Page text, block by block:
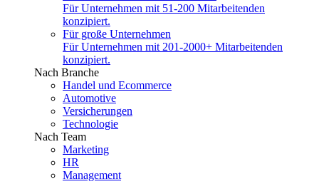
Für Unternehmen mit 51-200 Mitarbeitenden
konzipiert.
Für große Unternehmen
Für Unternehmen mit 201-2000+ Mitarbeitenden
konzipiert.
Nach Branche
Handel und Ecommerce
Automotive
Versicherungen
Technologie
Nach Team
Marketing
HR
Management